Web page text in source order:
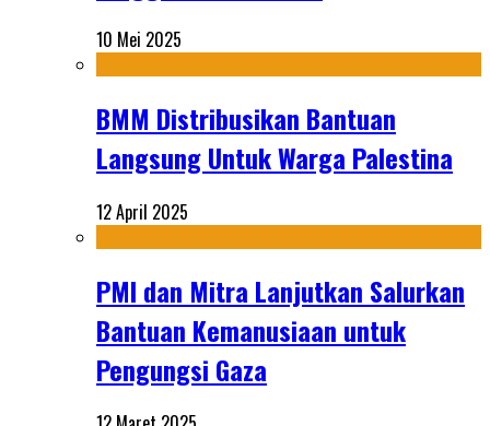
10 Mei 2025
BMM Distribusikan Bantuan
Langsung Untuk Warga Palestina
12 April 2025
PMI dan Mitra Lanjutkan Salurkan
Bantuan Kemanusiaan untuk
Pengungsi Gaza